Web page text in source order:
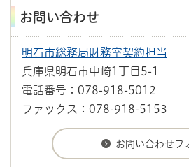
お問い合わせ
明石市総務局財務室契約担当
兵庫県明石市中崎1丁目5-1
電話番号：078-918-5012
ファックス：078-918-5153